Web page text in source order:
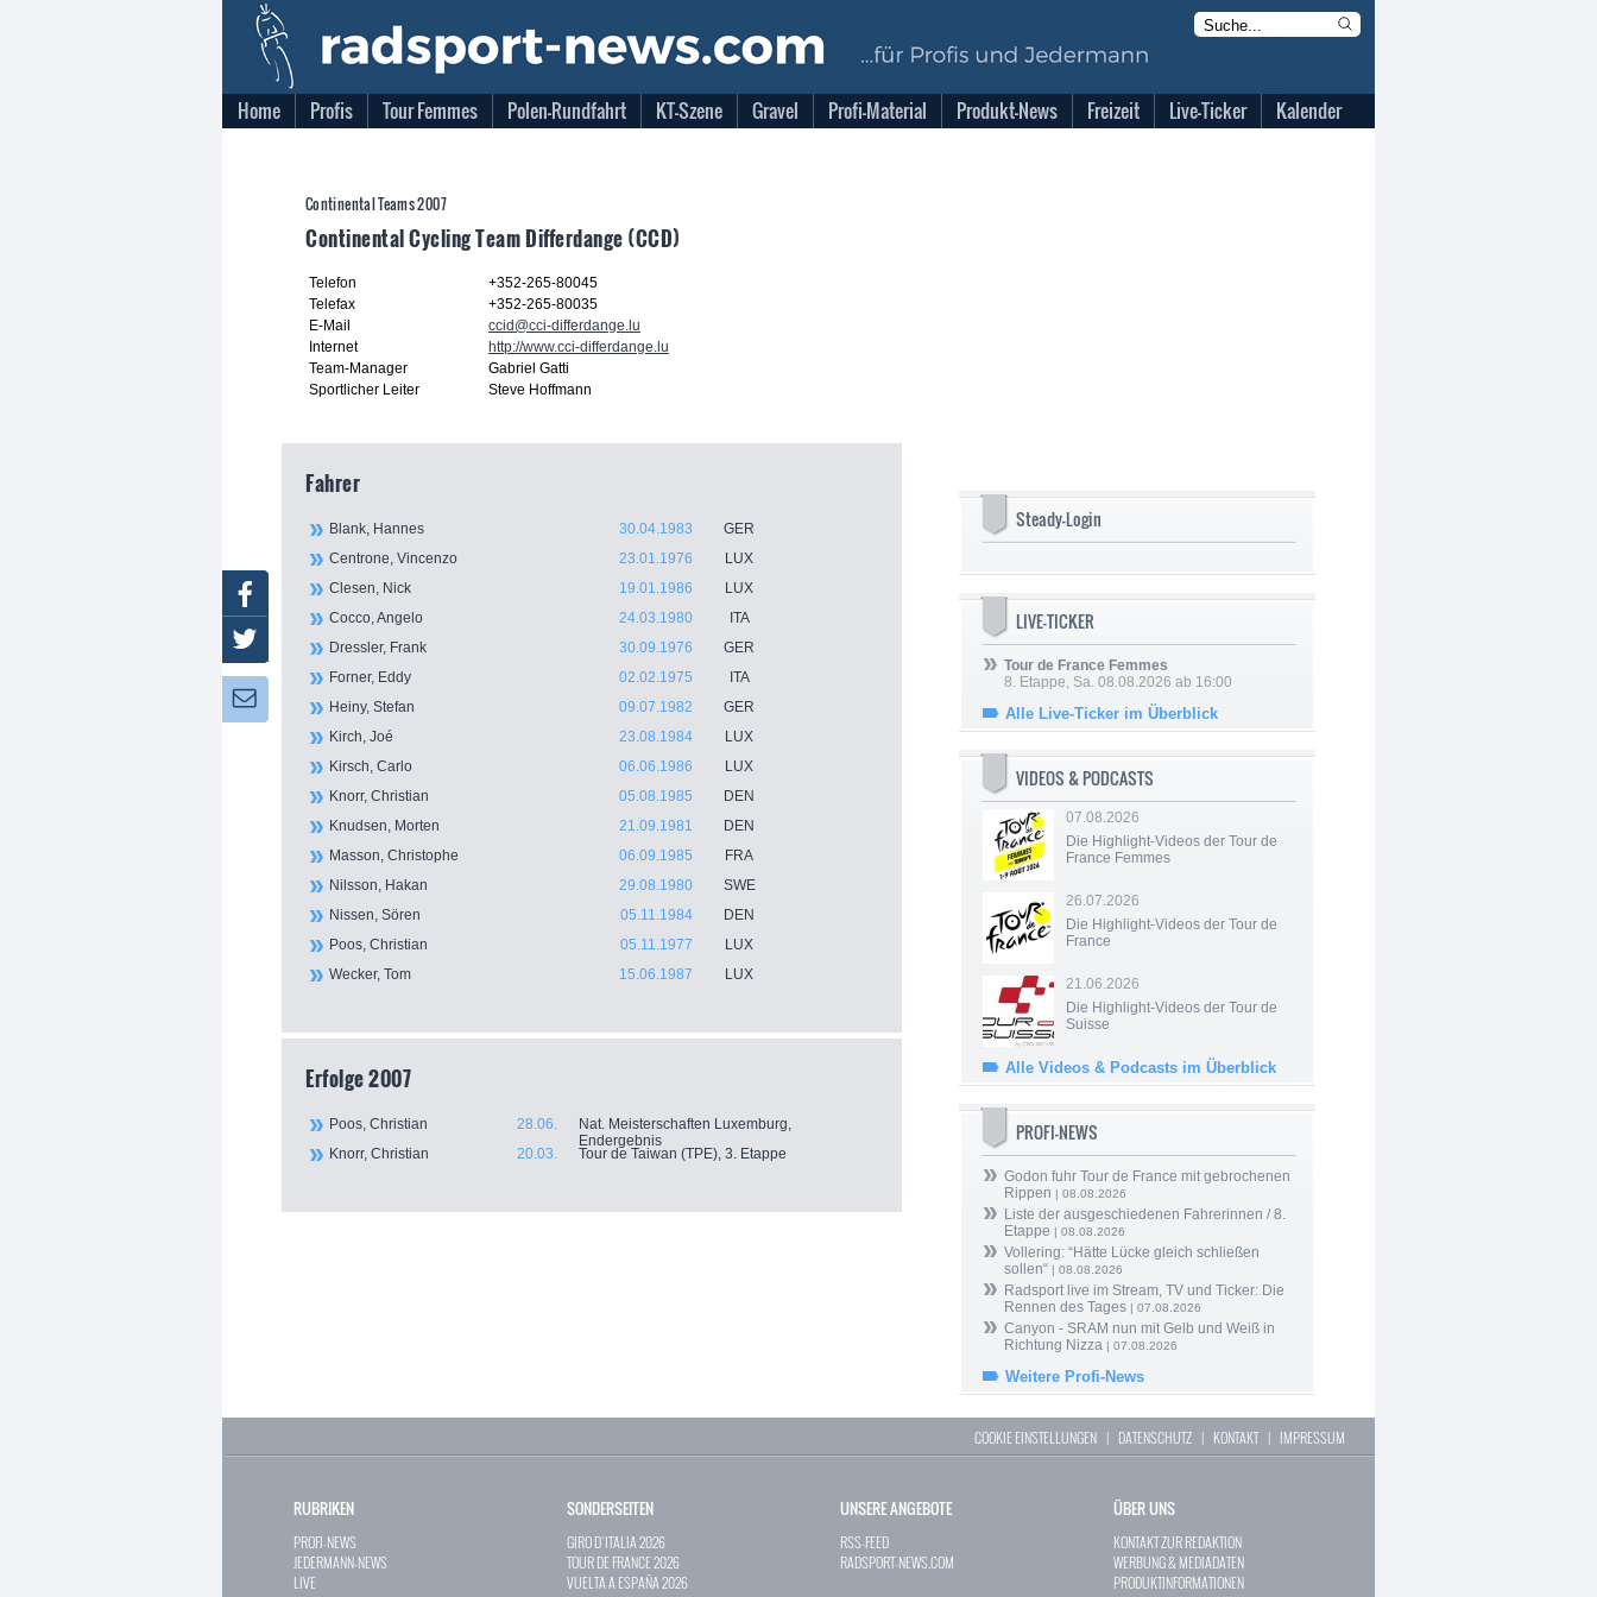
Home Profis Tour Femmes Polen-Rundfahrt KT-Szene Gravel Profi-Material Produkt-News Freizeit Live-Ticker Kalender
Continental Teams 2007
Continental Cycling Team Differdange (CCD)
Telefon
+352-265-80045
Telefax
+352-265-80035
E-Mail
ccid@cci-differdange.lu
Internet
http://www.cci-differdange.lu
Team-Manager
Gabriel Gatti
Sportlicher Leiter
Steve Hoffmann
Fahrer
Blank, Hannes 30.04.1983
GER
Centrone, Vincenzo
23.01.1976
LUX
Clesen, Nick
19.01.1986
LUX
Cocco, Angelo
24.03.1980
ITA
Dressler, Frank
30.09.1976
GER
Forner, Eddy
02.02.1975
ITA
Heiny, Stefan
09.07.1982
GER
Kirch, Joé
23.08.1984
LUX
Kirsch, Carlo
06.06.1986
LUX
Knorr, Christian
05.08.1985
DEN
Knudsen, Morten
21.09.1981
DEN
Masson, Christophe
06.09.1985
FRA
Nilsson, Hakan
29.08.1980
SWE
Nissen, Sören
05.11.1984
DEN
Poos, Christian
05.11.1977
LUX
Wecker, Tom
15.06.1987 LUX
Erfolge 2007
Poos, Christian
Nat. Meisterschaften Luxemburg,
Endergebnis
28.06.
Knorr, Christian
Tour de Taiwan (TPE), 3. Etappe
20.03.
Steady-Login
LIVE-TICKER
Tour de France Femmes
8. Etappe, Sa. 08.08.2026 ab 16:00
Alle Live-Ticker im Überblick
VIDEOS & PODCASTS
07.08.2026
Die Highlight-Videos der Tour de
France Femmes
26.07.2026
Die Highlight-Videos der Tour de
France
21.06.2026
Die Highlight-Videos der Tour de
Suisse
Alle Videos & Podcasts im Überblick
PROFI-NEWS
Godon fuhr Tour de France mit gebrochenen
Rippen | 08.08.2026
Liste der ausgeschiedenen Fahrerinnen / 8.
Etappe | 08.08.2026
Vollering: “Hätte Lücke gleich schließen
sollen“ | 08.08.2026
Radsport live im Stream, TV und Ticker: Die
Rennen des Tages | 07.08.2026
Canyon - SRAM nun mit Gelb und Weiß in
Richtung Nizza | 07.08.2026
Weitere Profi-News
Facebook
Twitter
Newsletter:
COOKIE EINSTELLUNGEN | DATENSCHUTZ | KONTAKT| IMPRESSUM
RUBRIKEN
PROFI-NEWS
JEDERMANN-NEWS
LIVE
SONDERSEITEN
GIRO D`ITALIA 2026
TOUR DE FRANCE 2026
VUELTA A ESPAÑA 2026
UNSERE ANGEBOTE
RSS-FEED
RADSPORT-NEWS.COM
ÜBER UNS
KONTAKT ZUR REDAKTION
WERBUNG & MEDIADATEN
PRODUKTINFORMATIONEN